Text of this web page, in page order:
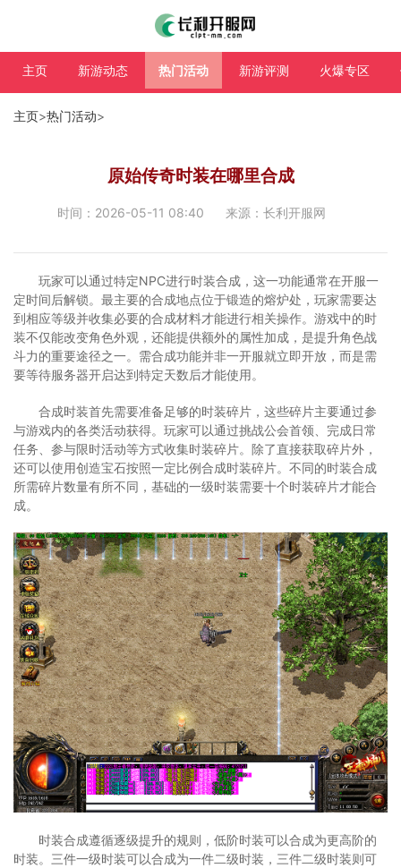
主页 新游动态 热门活动 新游评测 火爆专区
主页>热门活动>
原始传奇时装在哪里合成
时间：2026-05-11 08:40 来源：长利开服网
玩家可以通过特定NPC进行时装合成，这一功能通常在开服一
定时间后解锁。最主要的合成地点位于锻造的熔炉处，玩家需要达
到相应等级并收集必要的合成材料才能进行相关操作。游戏中的时
装不仅能改变角色外观，还能提供额外的属性加成，是提升角色战
斗力的重要途径之一。需合成功能并非一开服就立即开放，而是需
要等待服务器开启达到特定天数后才能使用。
合成时装首先需要准备足够的时装碎片，这些碎片主要通过参
与游戏内的各类活动获得。玩家可以通过挑战公会首领、完成日常
任务、参与限时活动等方式收集时装碎片。除了直接获取碎片外，
还可以使用创造宝石按照一定比例合成时装碎片。不同的时装合成
所需碎片数量有所不同，基础的一级时装需要十个时装碎片才能合
成。
时装合成遵循逐级提升的规则，低阶时装可以合成为更高阶的
时装。三件一级时装可以合成为一件二级时装，三件二级时装则可